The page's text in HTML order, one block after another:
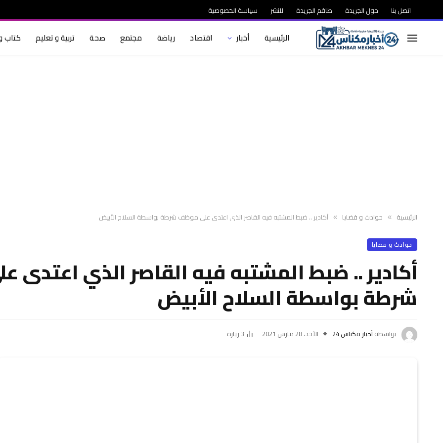
اتصل بنا حول الجريدة طاقم الجريدة للنشر سياسة الخصوصية
الرئيسية أخبار اقتصاد رياضة مجتمع صحة تربية و تعليم كتاب
الرئيسية » حوادث و قضايا » أكادير .. ضبط المشتبه فيه القاصر الذي اعتدى على موظف شرطة بواسطة السلاح الأبيض
حوادث و قضايا
أكادير .. ضبط المشتبه فيه القاصر الذي
شرطة بواسطة السلاح الأبيض
بواسطةأخبار مكناس 24 الأحد، 28 مارس 2021 3زيارة